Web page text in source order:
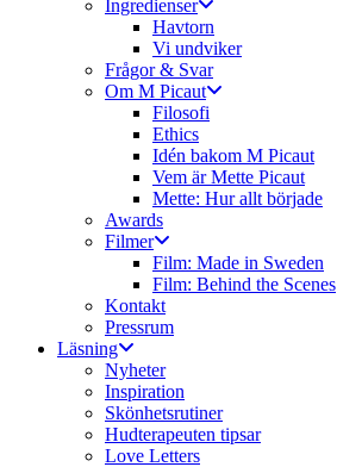
Ingredienser
Havtorn
Vi undviker
Frågor & Svar
Om M Picaut
Filosofi
Ethics
Idén bakom M Picaut
Vem är Mette Picaut
Mette: Hur allt började
Awards
Filmer
Film: Made in Sweden
Film: Behind the Scenes
Kontakt
Pressrum
Läsning
Nyheter
Inspiration
Skönhetsrutiner
Hudterapeuten tipsar
Love Letters